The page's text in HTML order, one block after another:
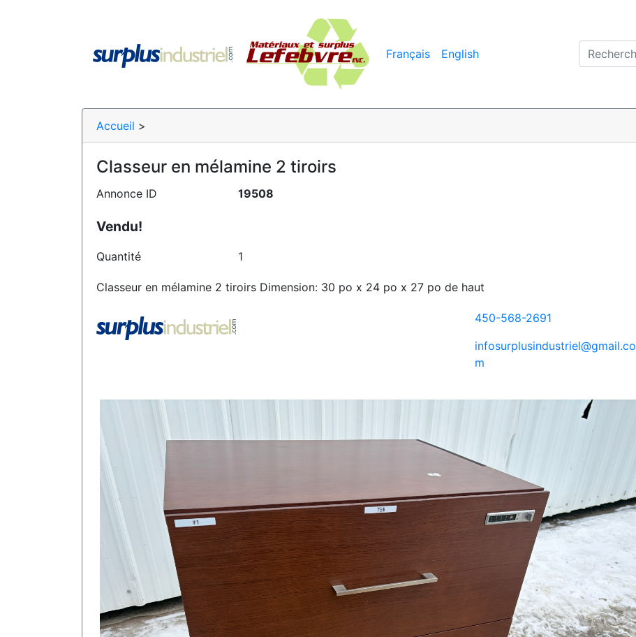
Français English
Accueil >
Classeur en mélamine 2 tiroirs
Annonce ID 19508
Vendu!
Quantité 1
Classeur en mélamine 2 tiroirs Dimension: 30 po x 24 po x 27 po de haut
450-568-2691
infosurplusindustriel@gmail.co
m